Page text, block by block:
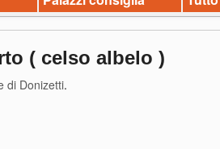
( celso albelo )
di Donizetti.